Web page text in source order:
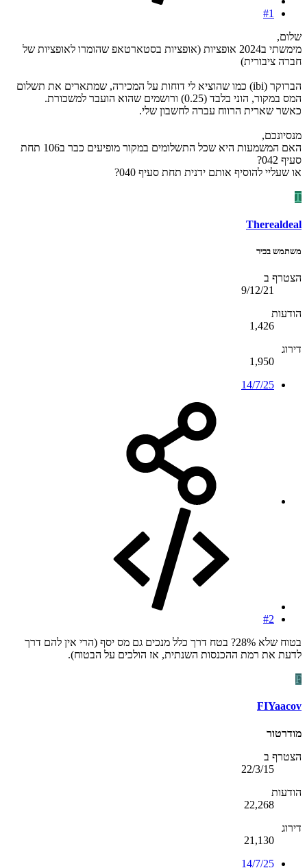
#1
שלום,
מימשתי ב2024 אופציות (אופציות בסטארטאפ שהומרו לאופציות של
חברה ציבורית)
הברוקר (ibi) כמו שהוציא לי דוחות על המכירה, שמתארים את תשלום
המס במקור, הוני בלבד (0.25) ורושמים שהוא הועבר למשכורת.
כאשר שארית הרווח עברה לחשבון שלי.
מנסיונכם,
האם המשמעות היא שכל התשלומים במקור מופיעים כבר ב106 תחת
סעיף 042?
או שעליי להוסיף אותם ידנית תחת סעיף 040?
T
Therealdeal
משתמש בכיר
הצטרף ב
9/12/21
הודעות
1,426
דירוג
1,950
14/7/25
#2
בטוח שלא 28%? בטח דרך כלל מנכים גם מס יסף (הרי אין להם דרך
לדעת את רמת ההכנסות השנתית, אז הולכים על הבטוח).
F
FIYaacov
מודרטור
הצטרף ב
22/3/15
הודעות
22,268
דירוג
21,130
14/7/25